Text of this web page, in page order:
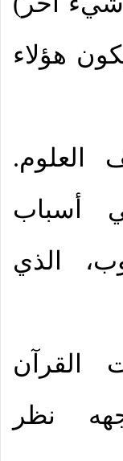
هؤلاء
العلوم.
أسباب
الذي
القرآن
نظر